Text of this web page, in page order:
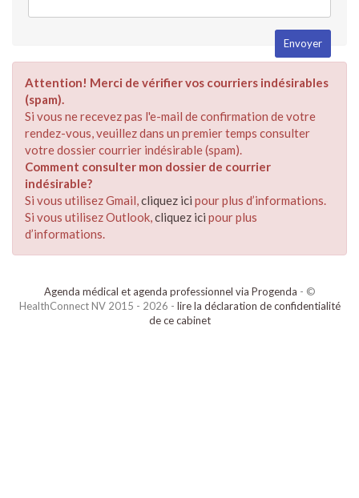
Attention! Merci de vérifier vos courriers indésirables
(spam).
Si vous ne recevez pas l'e-mail de confirmation de votre
rendez-vous, veuillez dans un premier temps consulter
votre dossier courrier indésirable (spam).
Comment consulter mon dossier de courrier
indésirable?
Si vous utilisez Gmail,cliquez ici pour plus d’informations.
Si vous utilisez Outlook,cliquez ici pour plus
d’informations.
Agenda médical et agenda professionnel via Progenda - ©
HealthConnect NV 2015 - 2026 - lire la déclaration de confidentialité
de ce cabinet